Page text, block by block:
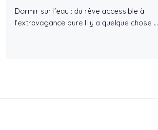
Dormir sur l’eau : du rêve accessible à
l’extravagance pure Il y a quelque chose …